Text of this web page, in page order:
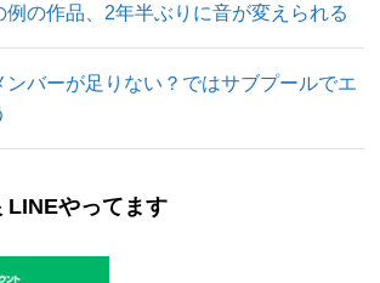
例の作品、2年半ぶりに音が変えられる
ンバーが足りない？ではサブプールでエ
LINEやってます